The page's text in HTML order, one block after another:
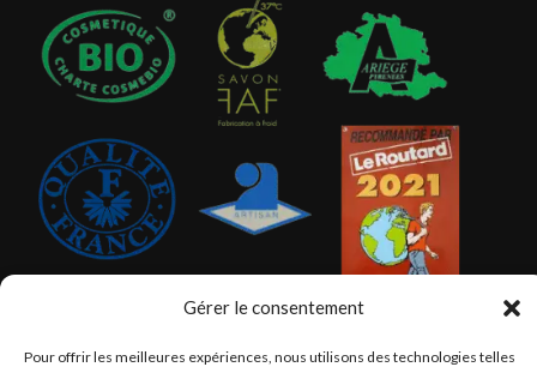
Gérer le consentement
Pour offrir les meilleures expériences, nous utilisons des technologies telles